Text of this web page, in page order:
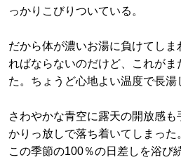
っかりこびりついている。
だから体が濃いお湯に負けてし
ればならないのだけど、これがま
た。ちょうど心地よい温度で長湯
さわやかな青空に露天の開放感
かりっ放しで落ち着いてしまった
この季節の100％の日差しを浴び